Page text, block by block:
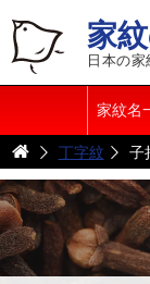
家
日本の
家紋名
丁字紋 子